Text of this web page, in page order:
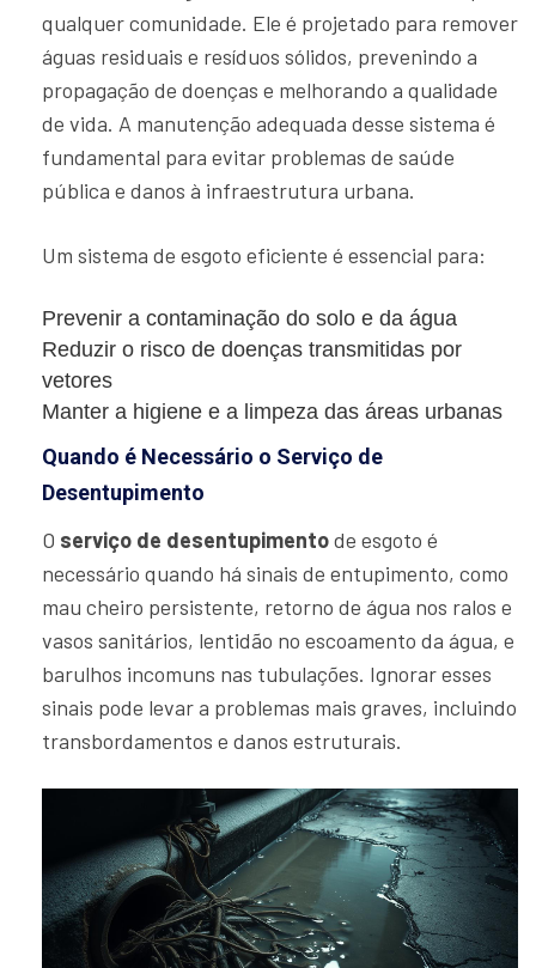
qualquer comunidade. Ele é projetado para remover
águas residuais e resíduos sólidos, prevenindo a
propagação de doenças e melhorando a qualidade
de vida. A manutenção adequada desse sistema é
fundamental para evitar problemas de saúde
pública e danos à infraestrutura urbana.
Um sistema de esgoto eficiente é essencial para:
Prevenir a contaminação do solo e da água
Reduzir o risco de doenças transmitidas por
vetores
Manter a higiene e a limpeza das áreas urbanas
Quando é Necessário o Serviço de
Desentupimento
O serviço de desentupimentode esgoto é
necessário quando há sinais de entupimento, como
mau cheiro persistente, retorno de água nos ralos e
vasos sanitários, lentidão no escoamento da água, e
barulhos incomuns nas tubulações. Ignorar esses
sinais pode levar a problemas mais graves, incluindo
transbordamentos e danos estruturais.